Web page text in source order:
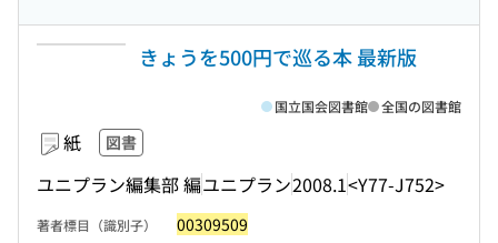
きょうを500円で巡る本 最新版
紙 図書
ユニプラン編集部 編ユニプラン2008.1<Y77-J752>
国立国会図書館 全国の図書館
著者標目（識別子） 00309509